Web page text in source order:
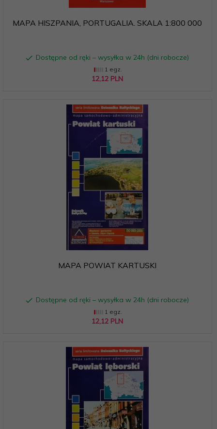
MAPA HISZPANIA, PORTUGALIA. SKALA 1:800 000
Dostępne od ręki – wysyłka w 24h (dni robocze)
1 egz.
12,12 PLN
MAPA POWIAT KARTUSKI
Dostępne od ręki – wysyłka w 24h (dni robocze)
1 egz.
12,12 PLN